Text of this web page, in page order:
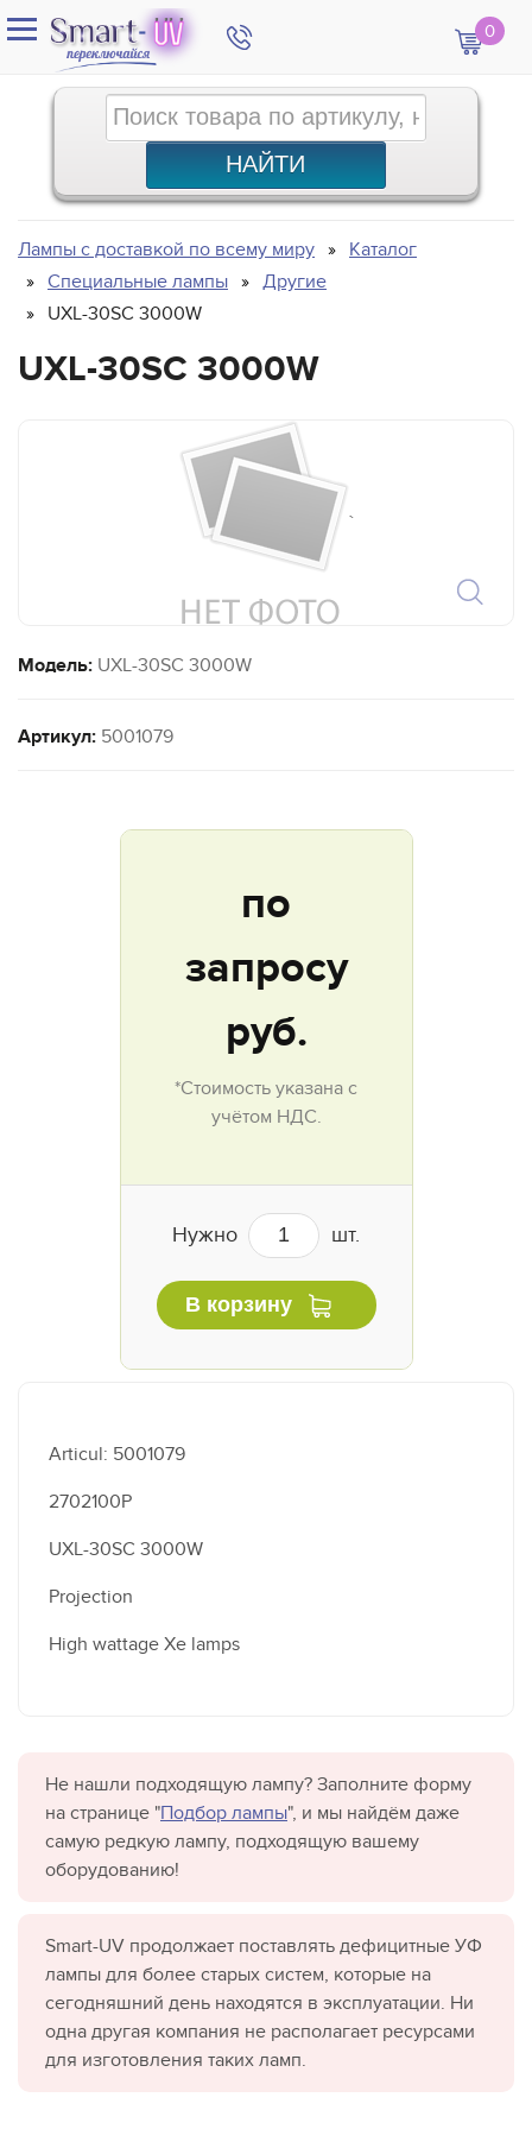
0
Лампы с доставкой по всему миру
Каталог
Специальные лампы
Другие
UXL-30SC 3000W
UXL-30SC 3000W
`
Модель: UXL-30SC 3000W
Артикул: 5001079
по
запросу
руб.
*Стоимость указана с
учётом НДС.
Нужно шт.
В корзину
Articul: 5001079
2702100P
UXL-30SC 3000W
Projection
High wattage Xe lamps
Не нашли подходящую лампу? Заполните форму
на странице "Подбор лампы", и мы найдём даже
самую редкую лампу, подходящую вашему
оборудованию!
Smart-UV продолжает поставлять дефицитные УФ
лампы для более старых систем, которые на
сегодняшний день находятся в эксплуатации. Ни
одна другая компания не располагает ресурсами
для изготовления таких ламп.